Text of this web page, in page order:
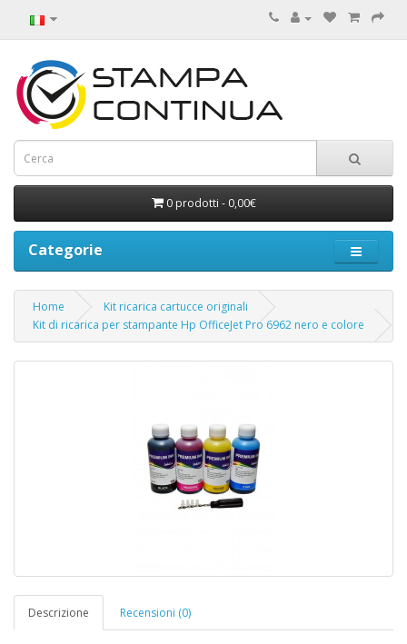
0 prodotti - 0,00€
Categorie
Home
Kit ricarica cartucce originali
Kit di ricarica per stampante Hp OfficeJet Pro 6962 nero e colore
Descrizione Recensioni (0)